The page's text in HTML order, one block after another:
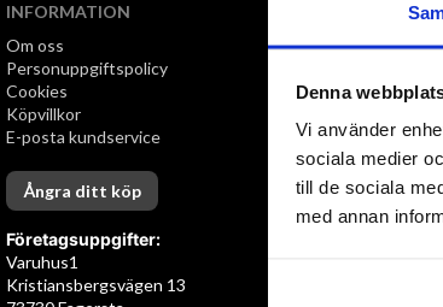
Denna
Vi använder
sociala medier
till de sociala
med annan
INFORMATION
Om oss
Personuppgiftspolicy
Cookies
Köpvillkor
E-posta kundservice
Ångra ditt köp
Företagsuppgifter:
Varuhus1
Kristiansbergsvägen 13
Snabb leverans